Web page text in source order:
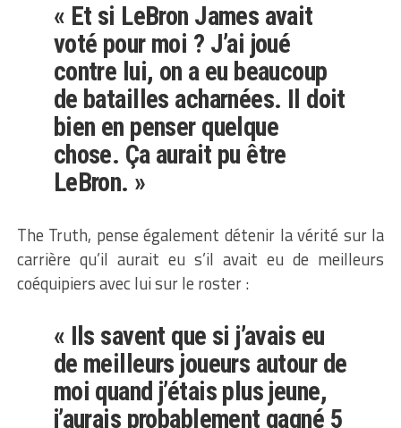
« Et si LeBron James avait
voté pour moi ? J’ai joué
contre lui, on a eu beaucoup
de batailles acharnées. Il doit
bien en penser quelque
chose. Ça aurait pu être
LeBron. »
The Truth, pense également détenir la vérité sur la
carrière qu’il aurait eu s’il avait eu de meilleurs
coéquipiers avec lui sur le roster :
« Ils savent que si j’avais eu
de meilleurs joueurs autour de
moi quand j’étais plus jeune,
j’aurais probablement gagné 5